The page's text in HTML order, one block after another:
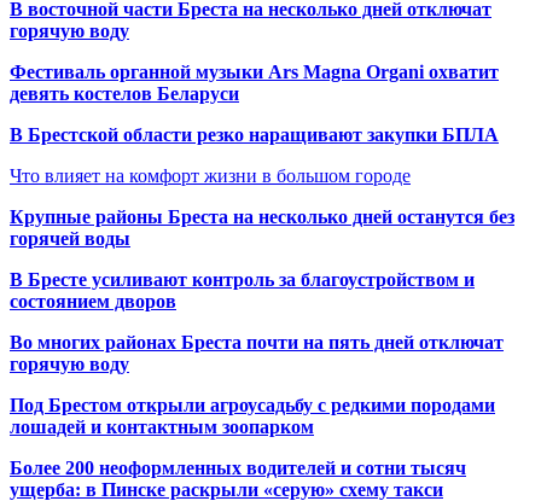
В восточной части Бреста на несколько дней отключат
горячую воду
Фестиваль органной музыки Ars Magna Organi охватит
девять костелов Беларуси
В Брестской области резко наращивают закупки БПЛА
Что влияет на комфорт жизни в большом городе
Крупные районы Бреста на несколько дней останутся без
горячей воды
В Бресте усиливают контроль за благоустройством и
состоянием дворов
Во многих районах Бреста почти на пять дней отключат
горячую воду
Под Брестом открыли агроусадьбу с редкими породами
лошадей и контактным зоопарком
Более 200 неоформленных водителей и сотни тысяч
ущерба: в Пинске раскрыли «серую» схему такси